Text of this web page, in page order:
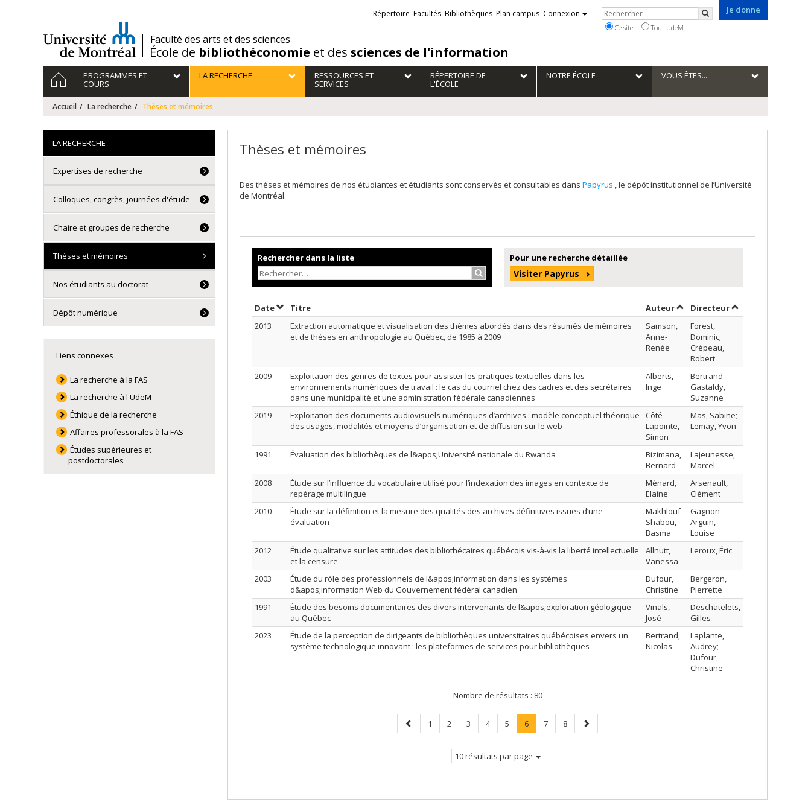
/Faculté des arts et des sciences
École de bibliothéconomie et des sciences de l'information
Je donne
Liens
externes
Répertoire Facultés Bibliothèques Plan campus Connexion Rechercher
Rechercher
Ce site Tout UdeM
Navigation
principale
ACCUEILPROGRAMMES ET
COURS
LA RECHERCHE RESSOURCES ET
SERVICES
RÉPERTOIRE DE
L'ÉCOLE
NOTRE ÉCOLE VOUS ÊTES...
Accueil La recherche Thèses et mémoires
Thèses et mémoires
Des thèses et mémoires de nos étudiantes et étudiants sont conservés et consultables dans Papyrus , le dépôt institutionnel de l’Université
de Montréal.
Rechercher dans la liste
Rechercher…
Pour une recherche détaillée
Visiter Papyrus
DateTrier par date en ordre décroissant
Titre AuteurTrier par auteur en ordre
Directeurpar contributeur
2013
Extraction automatique et visualisation des thèmes abordés dans des résumés de mémoires
et de thèses en anthropologie au Québec, de 1985 à 2009
Samson,
Anne-
Renée
Forest,
Dominic;
Crépeau,
Robert
2009
Exploitation des genres de textes pour assister les pratiques textuelles dans les
environnements numériques de travail : le cas du courriel chez des cadres et des secrétaires
dans une municipalité et une administration fédérale canadiennes
Alberts,
Inge
Bertrand-
Gastaldy,
Suzanne
2019
Exploitation des documents audiovisuels numériques d’archives : modèle conceptuel théorique
des usages, modalités et moyens d’organisation et de diffusion sur le web
Côté-
Lapointe,
Simon
Mas, Sabine;
Lemay, Yvon
1991 Évaluation des bibliothèques de l&apos;Université nationale du Rwanda
Bizimana,
Bernard
Lajeunesse,
Marcel
2008
Étude sur l’influence du vocabulaire utilisé pour l’indexation des images en contexte de
repérage multilingue
Ménard,
Elaine
Arsenault,
Clément
2010
Étude sur la définition et la mesure des qualités des archives définitives issues d’une
évaluation
Makhlouf
Shabou,
Basma
Gagnon-
Arguin,
Louise
2012
Étude qualitative sur les attitudes des bibliothécaires québécois vis-à-vis la liberté intellectuelle
et la censure
Allnutt,
Vanessa
Leroux, Éric
2003
Étude du rôle des professionnels de l&apos;information dans les systèmes
d&apos;information Web du Gouvernement fédéral canadien
Dufour,
Christine
Bergeron,
Pierrette
1991
Étude des besoins documentaires des divers intervenants de l&apos;exploration géologique
au Québec
Vinals,
José
Deschatelets,
Gilles
2023
Étude de la perception de dirigeants de bibliothèques universitaires québécoises envers un
système technologique innovant : les plateformes de services pour bibliothèques
Bertrand,
Nicolas
Laplante,
Audrey;
Dufour,
Christine
Nombre de résultats : 80
Page
précédente
Page
1 Page
2 Page
3 Page
4 Page
5 Page
6.
Page
Page
7 Page
8
Page
suivante
10 résultats par page
LA RECHERCHE
Expertises de recherche
Colloques, congrès, journées d'étude
Chaire et groupes de recherche
Thèses et mémoires
Nos étudiants au doctorat
Dépôt numérique
Liens connexes
La recherche à la FAS
La recherche à l'UdeM
Éthique de la recherche
Affaires professorales à la FAS
Études supérieures et
postdoctorales